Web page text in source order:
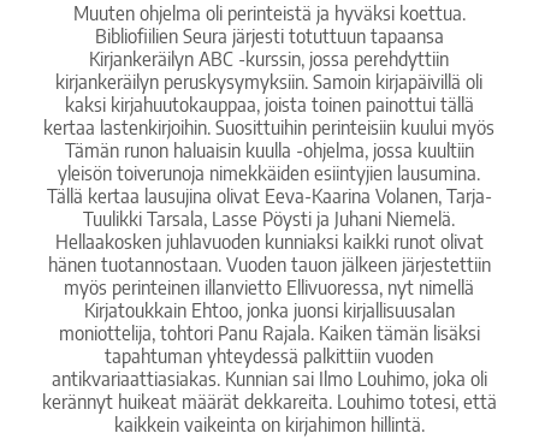
Muuten ohjelma oli perinteistä ja hyväksi koettua.
Bibliofiilien Seura järjesti totuttuun tapaansa
Kirjankeräilyn ABC -kurssin, jossa perehdyttiin
kirjankeräilyn peruskysymyksiin. Samoin kirjapäivillä oli
kaksi kirjahuutokauppaa, joista toinen painottui tällä
kertaa lastenkirjoihin. Suosittuihin perinteisiin kuului myös
Tämän runon haluaisin kuulla -ohjelma, jossa kuultiin
yleisön toiverunoja nimekkäiden esiintyjien lausumina.
Tällä kertaa lausujina olivat Eeva-Kaarina Volanen, Tarja-
Tuulikki Tarsala, Lasse Pöysti ja Juhani Niemelä.
Hellaakosken juhlavuoden kunniaksi kaikki runot olivat
hänen tuotannostaan. Vuoden tauon jälkeen järjestettiin
myös perinteinen illanvietto Ellivuoressa, nyt nimellä
Kirjatoukkain Ehtoo, jonka juonsi kirjallisuusalan
moniottelija, tohtori Panu Rajala. Kaiken tämän lisäksi
tapahtuman yhteydessä palkittiin vuoden
antikvariaattiasiakas. Kunnian sai Ilmo Louhimo, joka oli
kerännyt huikeat määrät dekkareita. Louhimo totesi, että
kaikkein vaikeinta on kirjahimon hillintä.